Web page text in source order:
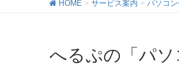
HOME サービス案内 パソコ
へるぷの「パソ